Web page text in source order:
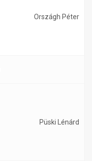
Országh Péter
Püski Lénárd